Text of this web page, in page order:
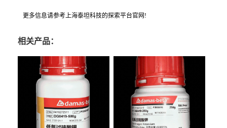
更多信息请参考上海泰坦科技的探索平台官网!
相关产品：